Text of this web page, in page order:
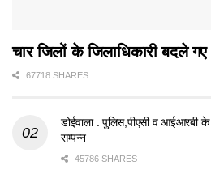
चार जिलों के जिलाधिकारी बदले गए
67718 SHARES
डोईवाला : पुलिस,पीएसी व आईआरबी
सम्पन्न
45786 SHARES